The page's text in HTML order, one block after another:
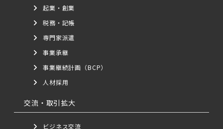
起業・創業
税務・記帳
専門家派遣
事業承継
事業継続計画（BCP）
人材採用
交流・取引拡大
ビジネス交流